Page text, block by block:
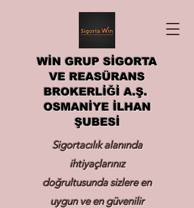
WİN GRUP SİGORTA
VE REASÜRANS
BROKERLİĞİ A.Ş.
OSMANİYE İLHAN
ŞUBESİ
Sigortacılık alanında
ihtiyaçlarınız
doğrultusunda sizlere en
uygun ve en güvenilir